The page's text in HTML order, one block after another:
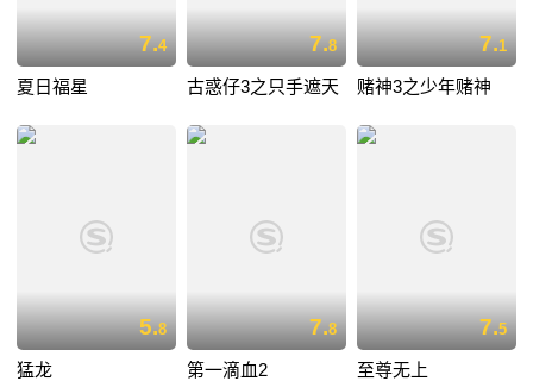
7.4
夏日福星
7.8
古惑仔3之只手遮天
7.1
赌神3之少年赌神
5.8
猛龙
7.8
第一滴血2
7.5
至尊无上